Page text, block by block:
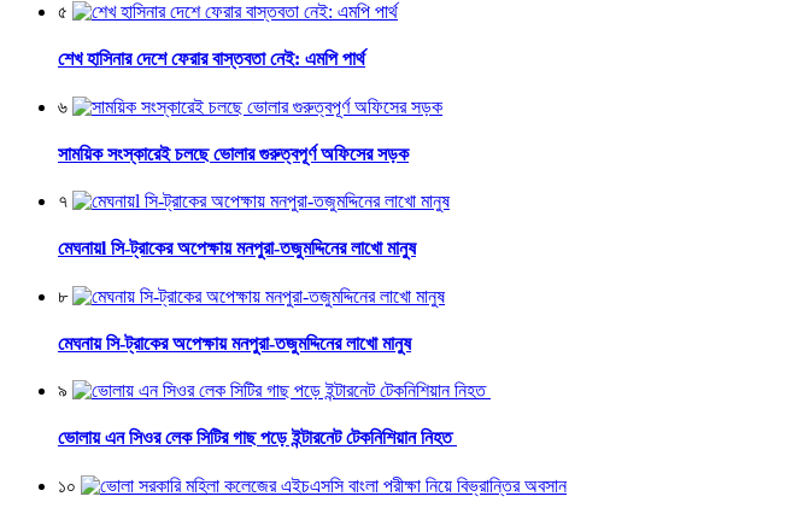
৫
শেখ হাসিনার দেশে ফেরার বাস্তবতা নেই: এমপি পার্থ
৬
সাময়িক সংস্কারেই চলছে ভোলার গুরুত্বপূর্ণ অফিসের সড়ক
৭
মেঘনায়l সি-ট্রাকের অপেক্ষায় মনপুরা-তজুমদ্দিনের লাখো মানুষ
৮
মেঘনায় সি-ট্রাকের অপেক্ষায় মনপুরা-তজুমদ্দিনের লাখো মানুষ
৯
ভোলায় এন সিওর লেক সিটির গাছ পড়ে ইন্টারনেট টেকনিশিয়ান নিহত
১০